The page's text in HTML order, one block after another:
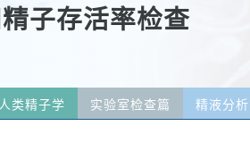
子存活率检查
人类精子学 实验室检查篇 精液分析